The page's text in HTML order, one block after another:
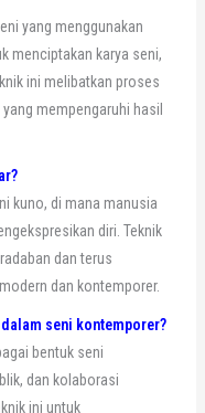
yang menggunakan
menciptakan karya seni,
ini melibatkan proses
mempengaruhi hasil
kuno, di mana manusia
diri. Teknik
dan terus
dan kontemporer.
seni kontemporer?
bentuk seni
dan kolaborasi
ini untuk